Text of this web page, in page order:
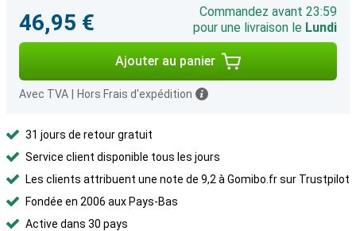
46,95 €
Commandez avant 23:59
pour une livraison le Lundi
Ajouter au panier
Avec TVA Hors Frais d'expédition
31 jours de retour gratuit
Service client disponible tous les jours
Les clients attribuent une note de 9,2 à Gomibo.fr sur Trustpilot
Fondée en 2006 aux Pays-Bas
Active dans 30 pays